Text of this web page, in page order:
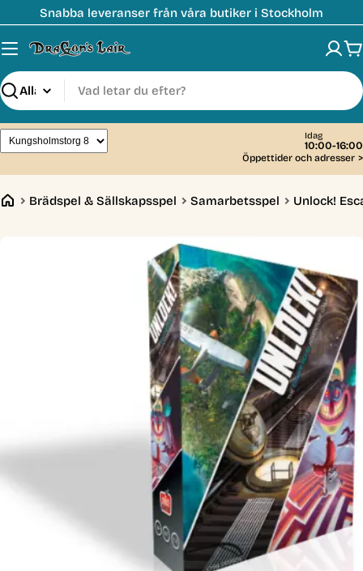
till
innehåll
Snabba leveranser från våra butiker i Stockholm
Sök
Idag
10:00-16:00
Öppettider och adresser >
Brädspel & Sällskapsspel Samarbetsspel Unlock!